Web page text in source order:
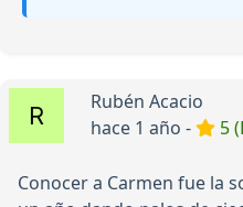
Rubén Acacio
hace 1 año -
5
Conocer a Carmen fue la